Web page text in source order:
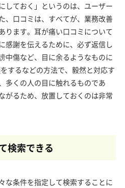
しておく」というのは、ユーザー
、口コミは、すべてが、業務改善
ります。耳が痛い口コミについて
感謝を伝えるために、必ず返信し
中傷など、目に余るようなものに
するなどの方法で、毅然と対応す
多くの人の目に触れるものであ
がるため、放置しておくのは非常
検索できる
な条件を指定して検索することに